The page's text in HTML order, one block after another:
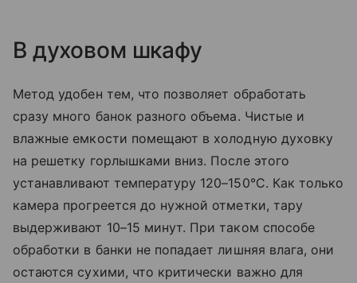
В духовом шкафу
Метод удобен тем, что позволяет обработать
сразу много банок разного объема. Чистые и
влажные емкости помещают в холодную духовку
на решетку горлышками вниз. После этого
устанавливают температуру 120–150°C. Как только
камера прогреется до нужной отметки, тару
выдерживают 10–15 минут. При таком способе
обработки в банки не попадает лишняя влага, они
остаются сухими, что критически важно для